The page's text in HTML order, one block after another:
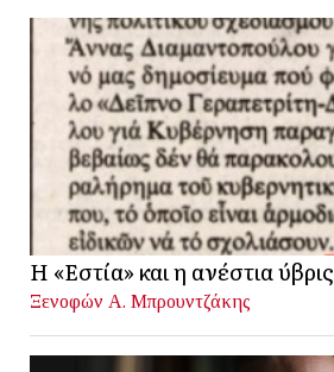
Η «Εστία» και η ανέστια ύβρις
Ξενοφών Α. Μπρουντζάκης